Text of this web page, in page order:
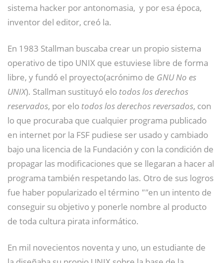
sistema hacker por antonomasia, ​ y por esa época,
inventor del editor, creó la.
En 1983 Stallman buscaba crear un propio sistema
operativo de tipo UNIX que estuviese libre de forma
libre, y fundó el proyecto(acrónimo de GNU No es
UNIX). Stallman sustituyó elo todos los derechos
reservados, por elo todos los derechos reversados, con
lo que procuraba que cualquier programa publicado
en internet por la FSF pudiese ser usado y cambiado
bajo una licencia de la Fundación y con la condición de
propagar las modificaciones que se llegaran a hacer al
programa también respetando las. Otro de sus logros
fue haber popularizado el término ""en un intento de
conseguir su objetivo y ponerle nombre al producto
de toda cultura pirata informático.
En mil novecientos noventa y uno, un estudiante de